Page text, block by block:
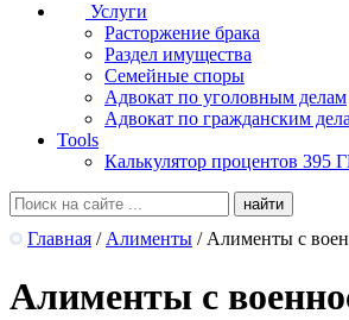
Услуги
Расторжение брака
Раздел имущества
Семейные споры
Адвокат по уголовным делам
Адвокат по гражданским
Tools
Калькулятор процентов 395
Главная / Алименты / Алименты с
Алименты с